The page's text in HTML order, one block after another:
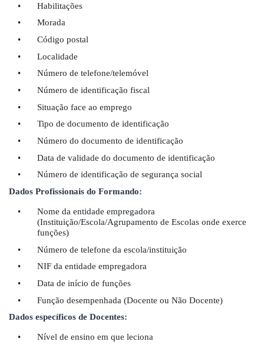
•
Habilitações
•
Morada
•
Código postal
•
Localidade
•
Número de telefone/telemóvel
•
Número de identificação fiscal
•
Situação face ao emprego
•
Tipo de documento de identificação
•
Número do documento de identificação
•
Data de validade do documento de identificação
•
Número de identificação de segurança social
Dados Profissionais do Formando:
•
Nome da entidade empregadora
(Instituição/Escola/Agrupamento de Escolas onde exerce
funções)
•
Número de telefone da escola/instituição
•
NIF da entidade empregadora
•
Data de início de funções
•
Função desempenhada (Docente ou Não Docente)
Dados específicos de Docentes:
•
Nível de ensino em que leciona